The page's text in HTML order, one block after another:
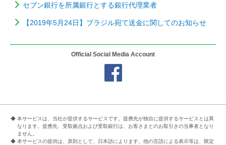
セブン銀行を所属銀行とする銀行代理業者
【2019年5月24日】ブラジル宛て送金に関してのお知らせ
Official Social Media Account
◆ 本サービスは、当社が提供するサービスです。提携先が独自に提供するサービスとは異
なります。提携先、受取拠点および受取銀行は、お客さまとのお取引きの当事者となり
ません。
◆ 本サービスの提供は、原則として、日本語によります。他の言語による表示等は、限定